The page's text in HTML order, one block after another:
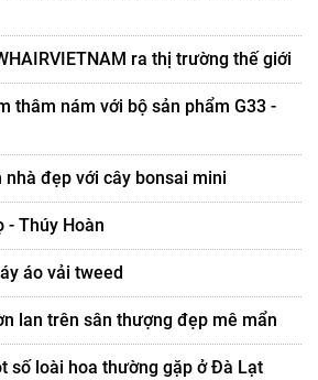
ra thị trường thế giới
thâm nám với bộ sản phẩm G33 -
đẹp với cây bonsai mini
- Thúy Hoàn
áo vải tweed
lan trên sân thượng đẹp mê mẩn
số loài hoa thường gặp ở Đà Lạt